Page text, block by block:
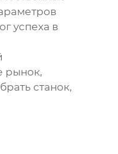
успеха в
рынок,
станок,